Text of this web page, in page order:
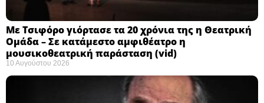
Με Τσιφόρο γιόρτασε τα 20 χρόνια της η Θεατρική
Ομάδα – Σε κατάμεστο αμφιθέατρο η
μουσικοθεατρική παράσταση (vid)
10 Αυγούστου 2026